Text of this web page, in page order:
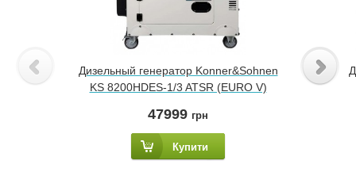
Дизельный генератор Konner&Sohnen
KS 8200HDES-1/3 ATSR (EURO V)
47999 грн
Купити